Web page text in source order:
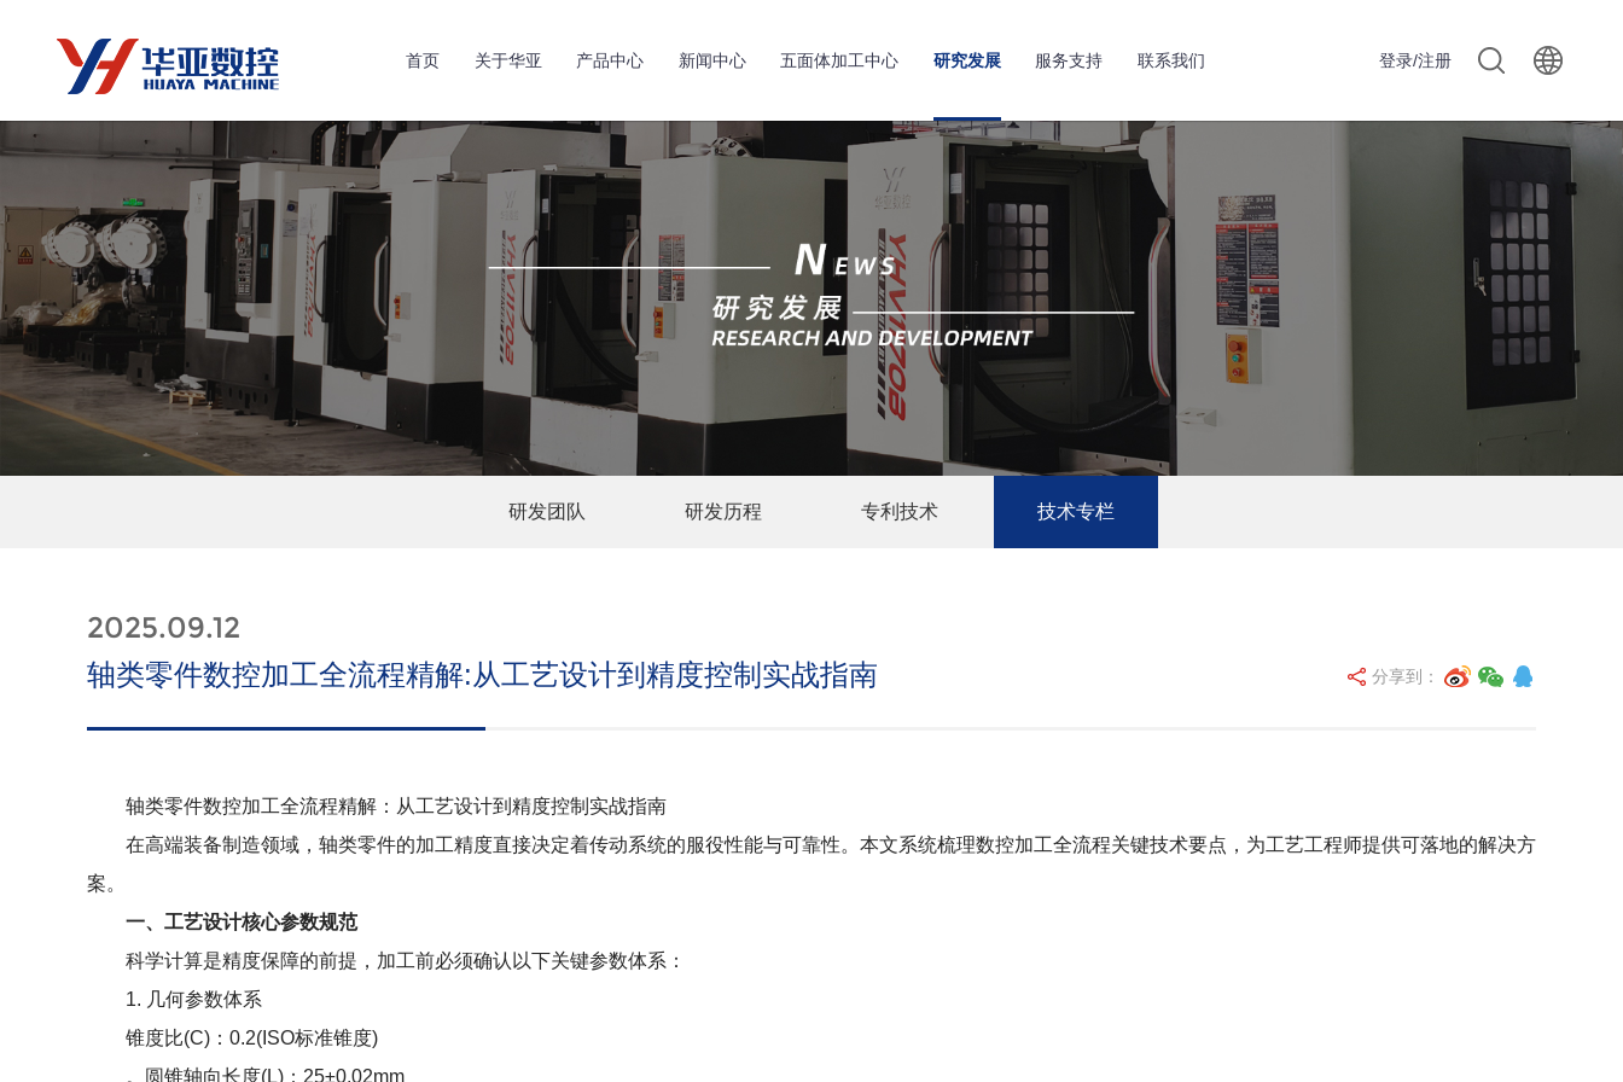
首页 关于华亚 产品中心 新闻中心 五面体加工中心 研究发展 服务支持 联系我们 登录/注册
研发团队 研发历程 专利技术 技术专栏
2025.09.12
轴类零件数控加工全流程精解:从工艺设计到精度控制实战指南 分享到：
轴类零件数控加工全流程精解：从工艺设计到精度控制实战指南
在高端装备制造领域，轴类零件的加工精度直接决定着传动系统的服役性能与可靠性。本文系统梳理数控加工全流程关键技术要点，为工艺工程师提供可落地的解决方
案。
一、工艺设计核心参数规范
科学计算是精度保障的前提，加工前必须确认以下关键参数体系：
1. 几何参数体系
锥度比(C)：0.2(ISO标准锥度)
。圆锥轴向长度(L)：25±0.02mm